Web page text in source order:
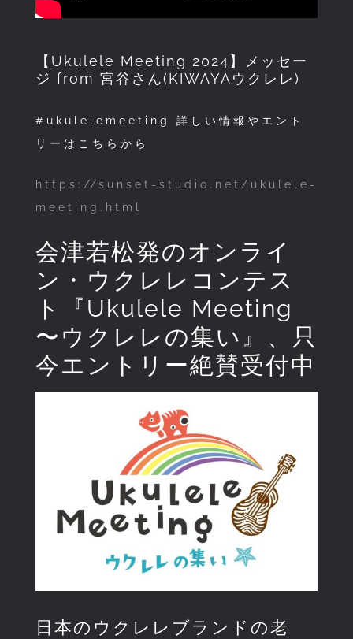
【Ukulele Meeting 2024】メッセー
ジ from 宮谷さん(KIWAYAウクレレ)
#ukulelemeeting 詳しい情報やエント
リーはこちらから
https://sunset-studio.net/ukulele-
meeting.html
会津若松発のオンライ
ン・ウクレレコンテス
ト『Ukulele Meeting
〜ウクレレの集い』、只
今エントリー絶賛受付中
日本のウクレレブランドの老